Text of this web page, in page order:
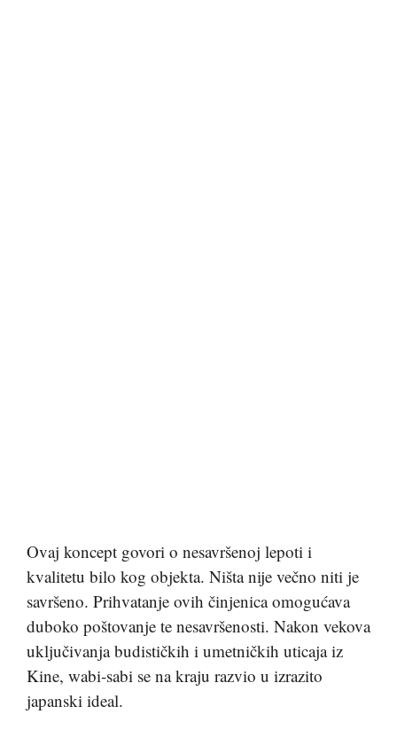
Ovaj koncept govori o nesavršenoj lepoti i
kvalitetu bilo kog objekta. Ništa nije večno niti je
savršeno. Prihvatanje ovih činjenica omogućava
duboko poštovanje te nesavršenosti. Nakon vekova
uključivanja budističkih i umetničkih uticaja iz
Kine, wabi-sabi se na kraju razvio u izrazito
japanski ideal.